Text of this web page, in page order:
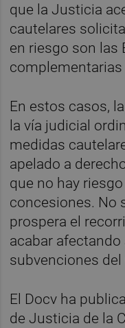
que la Justicia
cautelares
en riesgo son las
En estos casos,
la vía judicial
medidas
apelado a
que no hay
concesiones. No
prospera el
acabar
subvenciones del
El Docv ha
de Justicia de la